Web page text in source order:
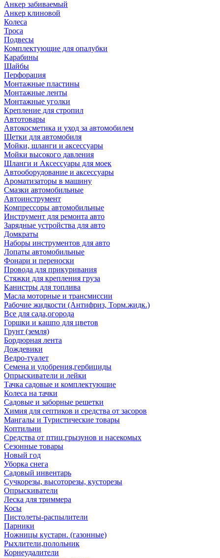
Анкер забиваемый
Анкер клиновой
Колеса
Троса
Подвесы
Комплектующие для опалубки
Карабины
Шайбы
Перфорация
Монтажные пластины
Монтажные ленты
Монтажные уголки
Крепление для стропил
Автотовары
Автокосметика и уход за автомобилем
Щетки для автомобиля
Мойки, шланги и аксессуары
Мойки высокого давления
Шланги и Аксессуары для моек
Автооборудование и аксессуары
Ароматизаторы в машину
Смазки автомобильные
Автоинструмент
Компрессоры автомобильные
Инструмент для ремонта авто
Зарядные устройства для авто
Домкраты
Наборы инструментов для авто
Лопаты автомобильные
Фонари и переноски
Провода для прикуривания
Стяжки для крепления груза
Канистры для топлива
Масла моторные и трансмиссии
Рабочие жидкости (Антифриз, Торм.жидк.)
Все для сада,огорода
Горшки и кашпо для цветов
Грунт (земля)
Бордюрная лента
Дождевики
Ведро-туалет
Семена и удобрения,гербициды
Опрыскиватели и лейки
Тачка садовые и комплектующие
Колеса на тачки
Садовые и заборные решетки
Химия для септиков и средства от засоров
Мангалы и Туристические товары
Коптильни
Средства от птиц,грызунов и насекомых
Сезонные товары
Новый год
Уборка снега
Садовый инвентарь
Сучкорезы, высоторезы, кусторезы
Опрыскиватели
Леска для триммера
Косы
Пистолеты-распылители
Парники
Ножницы кустарн. (газонные)
Рыхлители,полольник
Корнеудалители